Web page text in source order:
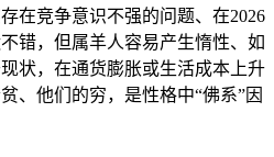
在竞争意识不强的问题、在2026
错，但属羊人容易产生惰性、如
状，在通货膨胀或生活成本上升
、他们的穷，是性格中“佛系”因